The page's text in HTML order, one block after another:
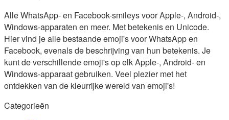
Alle WhatsApp- en Facebook-smileys voor Apple-, Android-,
Windows-apparaten en meer. Met betekenis en Unicode.
Hier vind je alle bestaande emoji's voor WhatsApp en
Facebook, evenals de beschrijving van hun betekenis. Je
kunt de verschillende emoji's op elk Apple-, Android- en
Windows-apparaat gebruiken. Veel plezier met het
ontdekken van de kleurrijke wereld van emoji's!
Categorieën